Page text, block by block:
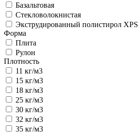
Базальтовая
Стекловолокнистая
Экструдированный полистирол XPS
Форма
Плита
Рулон
Плотность
11 кг/м3
15 кг/м3
18 кг/м3
25 кг/м3
30 кг/м3
32 кг/м3
35 кг/м3